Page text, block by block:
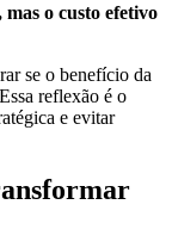
o custo efetivo
se o benefício da
reflexão é o
e evitar